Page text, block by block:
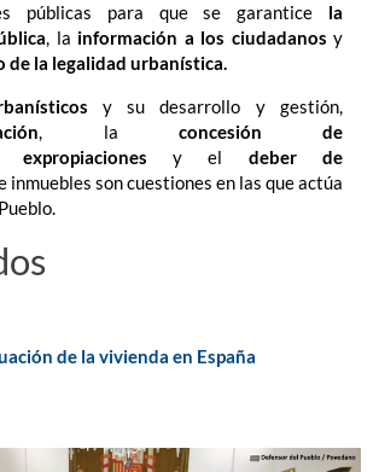
públicas para que se garantice la
, la información a los ciudadanos y
de la legalidad urbanística.
y su desarrollo y gestión,
, la concesión de
expropiaciones y el deber de
inmuebles son cuestiones en las que actúa
de la vivienda en España